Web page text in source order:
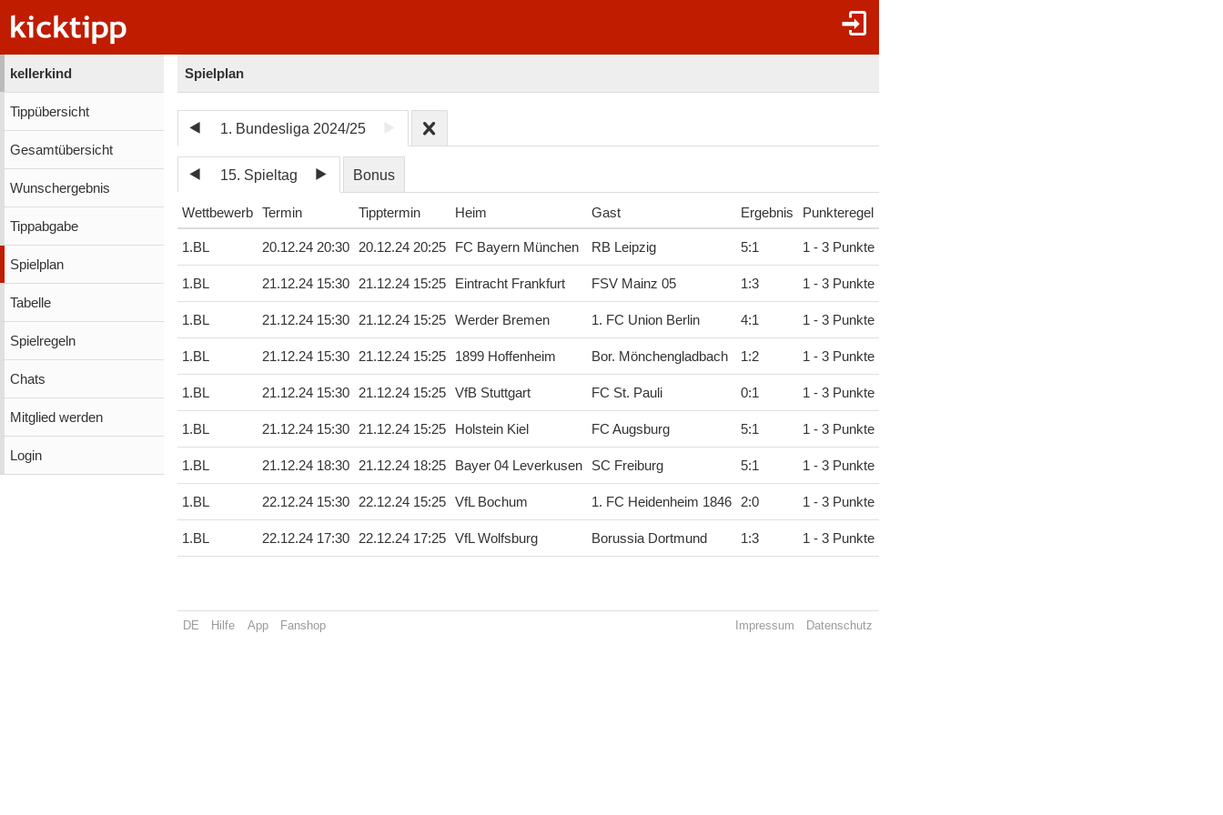
kellerkind
Tippübersicht
Gesamtübersicht
Wunschergebnis
Tippabgabe
Spielplan
Tabelle
Spielregeln
Chats
Mitglied werden
Login
Spielplan
1. Bundesliga 2024/25
15. Spieltag Bonus
Wettbewerb Termin Tipptermin Heim Gast Ergebnis Punkteregel
1.BL 20.12.24 20:30 20.12.24 20:25 FC Bayern München RB Leipzig 5:1 1 - 3 Punkte
1.BL 21.12.24 15:30 21.12.24 15:25 Eintracht Frankfurt FSV Mainz 05 1:3 1 - 3 Punkte
1.BL 21.12.24 15:30 21.12.24 15:25 Werder Bremen 1. FC Union Berlin 4:1 1 - 3 Punkte
1.BL 21.12.24 15:30 21.12.24 15:25 1899 Hoffenheim Bor. Mönchengladbach 1:2 1 - 3 Punkte
1.BL 21.12.24 15:30 21.12.24 15:25 VfB Stuttgart FC St. Pauli 0:1 1 - 3 Punkte
1.BL 21.12.24 15:30 21.12.24 15:25 Holstein Kiel FC Augsburg 5:1 1 - 3 Punkte
1.BL 21.12.24 18:30 21.12.24 18:25 Bayer 04 Leverkusen SC Freiburg 5:1 1 - 3 Punkte
1.BL 22.12.24 15:30 22.12.24 15:25 VfL Bochum 1. FC Heidenheim 1846 2:0 1 - 3 Punkte
1.BL 22.12.24 17:30 22.12.24 17:25 VfL Wolfsburg Borussia Dortmund 1:3 1 - 3 Punkte
DE Hilfe App Fanshop Impressum Datenschutz